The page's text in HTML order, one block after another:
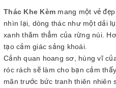
Thác Khe Kèm mang một vẻ
nhìn lại, dòng thác như một dải
xanh thăm thẳm của rừng núi.
tạo cảm giác sảng khoái.
Cảnh quan hoang sơ, hùng vĩ
róc rách sẽ làm cho bạn cảm
mãn trước bức tranh thiên nhiên